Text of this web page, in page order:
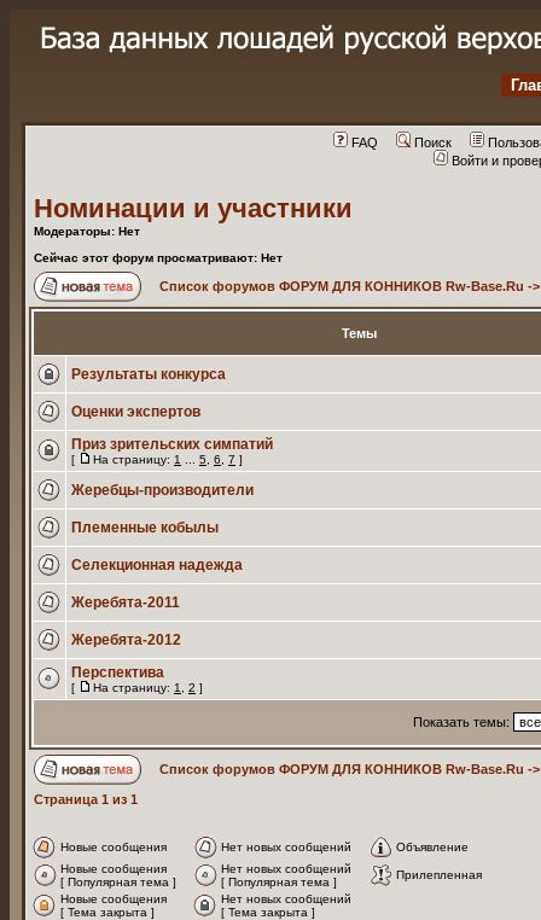
FAQ Поиск
Войти и
Номинации и участники
Модераторы: Нет
Сейчас этот форум просматривают: Нет
Список форумов ФОРУМ ДЛЯ КОННИКОВ Rw-Base.Ru -
Темы
Результаты конкурса
Оценки экспертов
Приз зрительских симпатий
[ На страницу: 1 5 6 7 ]
Жеребцы-производители
Племенные кобылы
Селекционная надежда
Жеребята-2011
Жеребята-2012
Перспектива
[ На страницу: 1 2 ]
Показать темы:
Список форумов ФОРУМ ДЛЯ КОННИКОВ Rw-Base.Ru -
Страница 1 из 1
Новые сообщения Нет новых сообщений
Объявление
Новые сообщения
[ Популярная тема ]
Нет новых сообщений
[ Популярная тема ]
Прилепленная
Новые сообщения
[ Тема закрыта ]
Нет новых сообщений
[ Тема закрыта ]